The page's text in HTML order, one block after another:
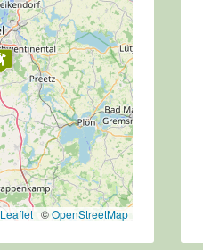
Leaflet | ©OpenStreetMap